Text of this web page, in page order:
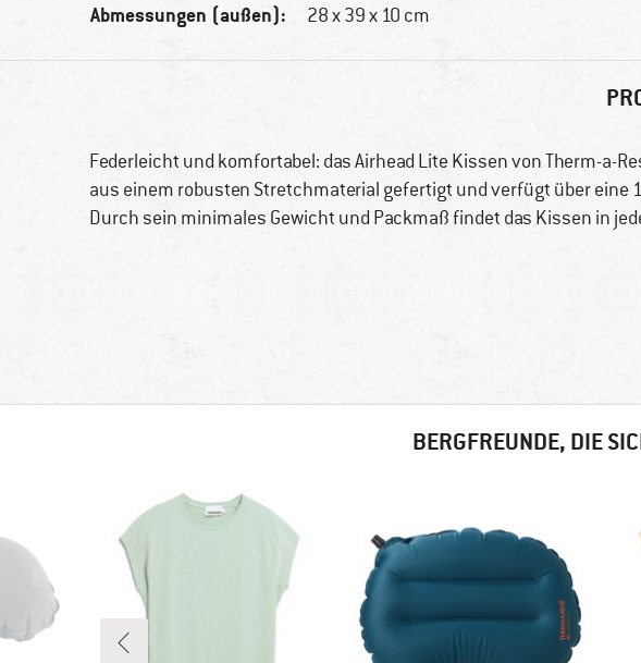
Abmessungen (außen): 28 x 39 x 10 cm
Federleicht und komfortabel: das Airhead Lite Kissen von Therm-a-
aus einem robusten Stretchmaterial gefertigt und verfügt über eine
Durch sein minimales Gewicht und Packmaß findet das Kissen in
BERGFREUNDE, DIE